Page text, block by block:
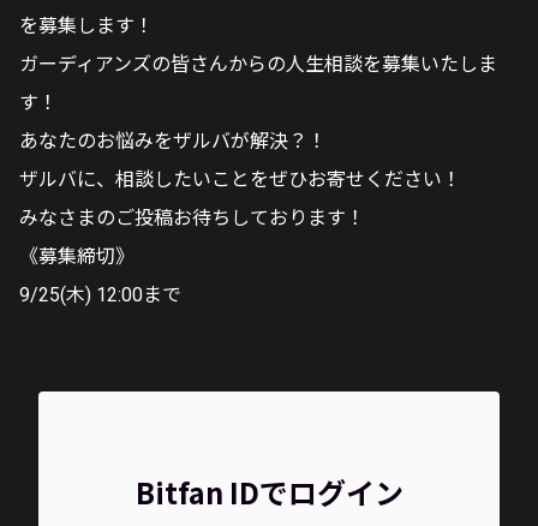
を募集します！
ガーディアンズの皆さんからの人生相談を募集いたしま
す！
あなたのお悩みをザルバが解決？！
ザルバに、相談したいことをぜひお寄せください！
みなさまのご投稿お待ちしております！
《募集締切》
9/25(木) 12:00まで
Bitfan IDでログイン